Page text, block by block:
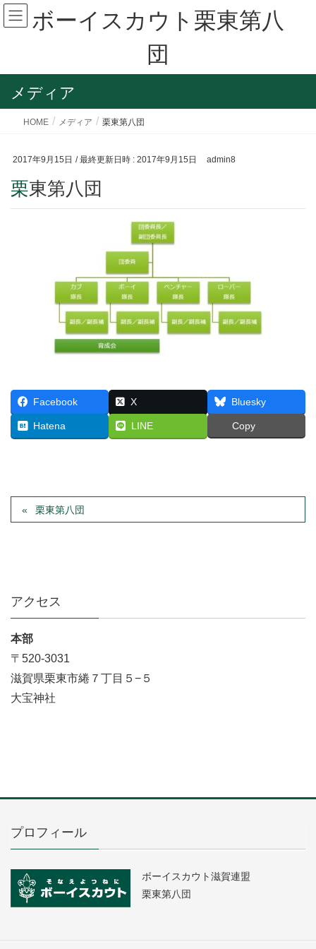
ボーイスカウト栗東第八
団
メディア
HOME メディア 栗東第八団
2017年9月15日 / 最終更新日時 : 2017年9月15日 admin8
栗東第八団
Facebook X Bluesky
Hatena LINE Copy
栗東第八団
アクセス
本部
〒520-3031
滋賀県栗東市綣７丁目５−５
大宝神社
プロフィール
ボーイスカウト滋賀連盟
栗東第八団